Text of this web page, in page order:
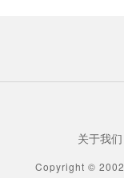
关于我们
Copyright ©